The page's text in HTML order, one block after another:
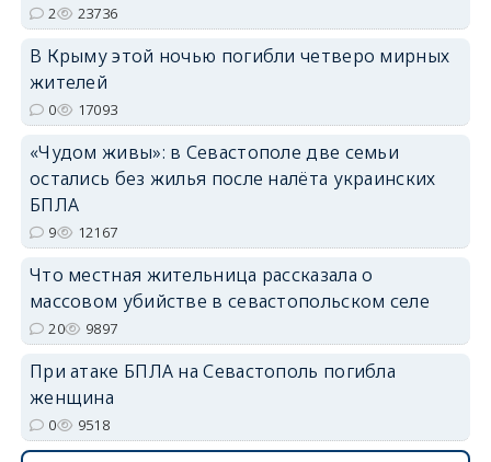
2 23736
В Крыму этой ночью погибли четверо мирных
жителей
0 17093
«Чудом живы»: в Севастополе две семьи
остались без жилья после налёта украинских
БПЛА
9 12167
Что местная жительница рассказала о
массовом убийстве в севастопольском селе
20 9897
При атаке БПЛА на Севастополь погибла
женщина
0 9518